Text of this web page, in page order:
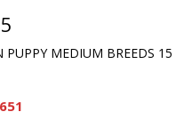
PUPPY MEDIUM BREEDS 15